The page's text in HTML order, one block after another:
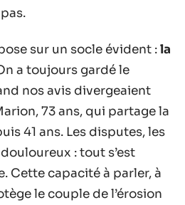
sur un socle évident :la
a toujours gardé le
nos avis divergeaient
73 ans, qui partage la
41 ans. Les disputes, les
: tout s’est
Cette capacité à parler, à
le couple de l’érosion